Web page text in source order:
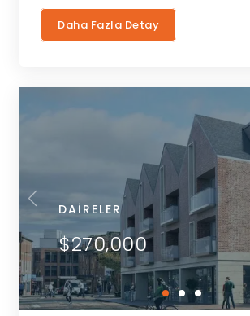
Daha Fazla Detay
DAIRELER
$270,000